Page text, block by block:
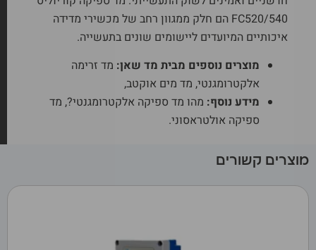
FC520/540 הם חלק ממגוון רחב של מכשירי מדידה
איכותיים המיועדים ליישומים שונים בתעשייה.
מוצרים נוספים מבית מד שאן: מד זרימה
אלקטרומגנטי, מד מים אוקטב,
מידע נוסף: מהו מד ספיקה אלקטרומגנטי?, מד
ספיקה אולטראסוני.
מוצרים קשורים